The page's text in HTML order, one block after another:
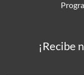
¡Recibe